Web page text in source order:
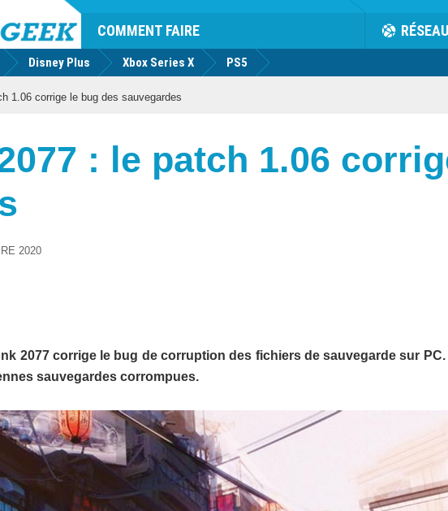
COMMENT FAIRE RÉSEAU
Disney Plus Xbox Series X PS5
1.06 corrige le bug des sauvegardes
: le patch 1.06
2020
2077 corrige le bug de corruption des fichiers de sauvegarde sur PC.
sauvegardes corrompues.